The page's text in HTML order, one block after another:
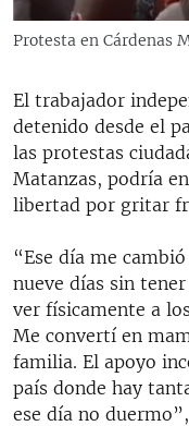
LOS SANTOS DE
DESINFORMACIÓN
LA INVASIÓN DE
SÍGUENOS
Protesta en Cárdenas
El trabajador
detenido desde el
las protestas
Matanzas, podría
libertad por gritar
“Ese día me
nueve días sin
ver físicamente a
Me convertí en
familia. El apoyo
país donde hay
ese día no